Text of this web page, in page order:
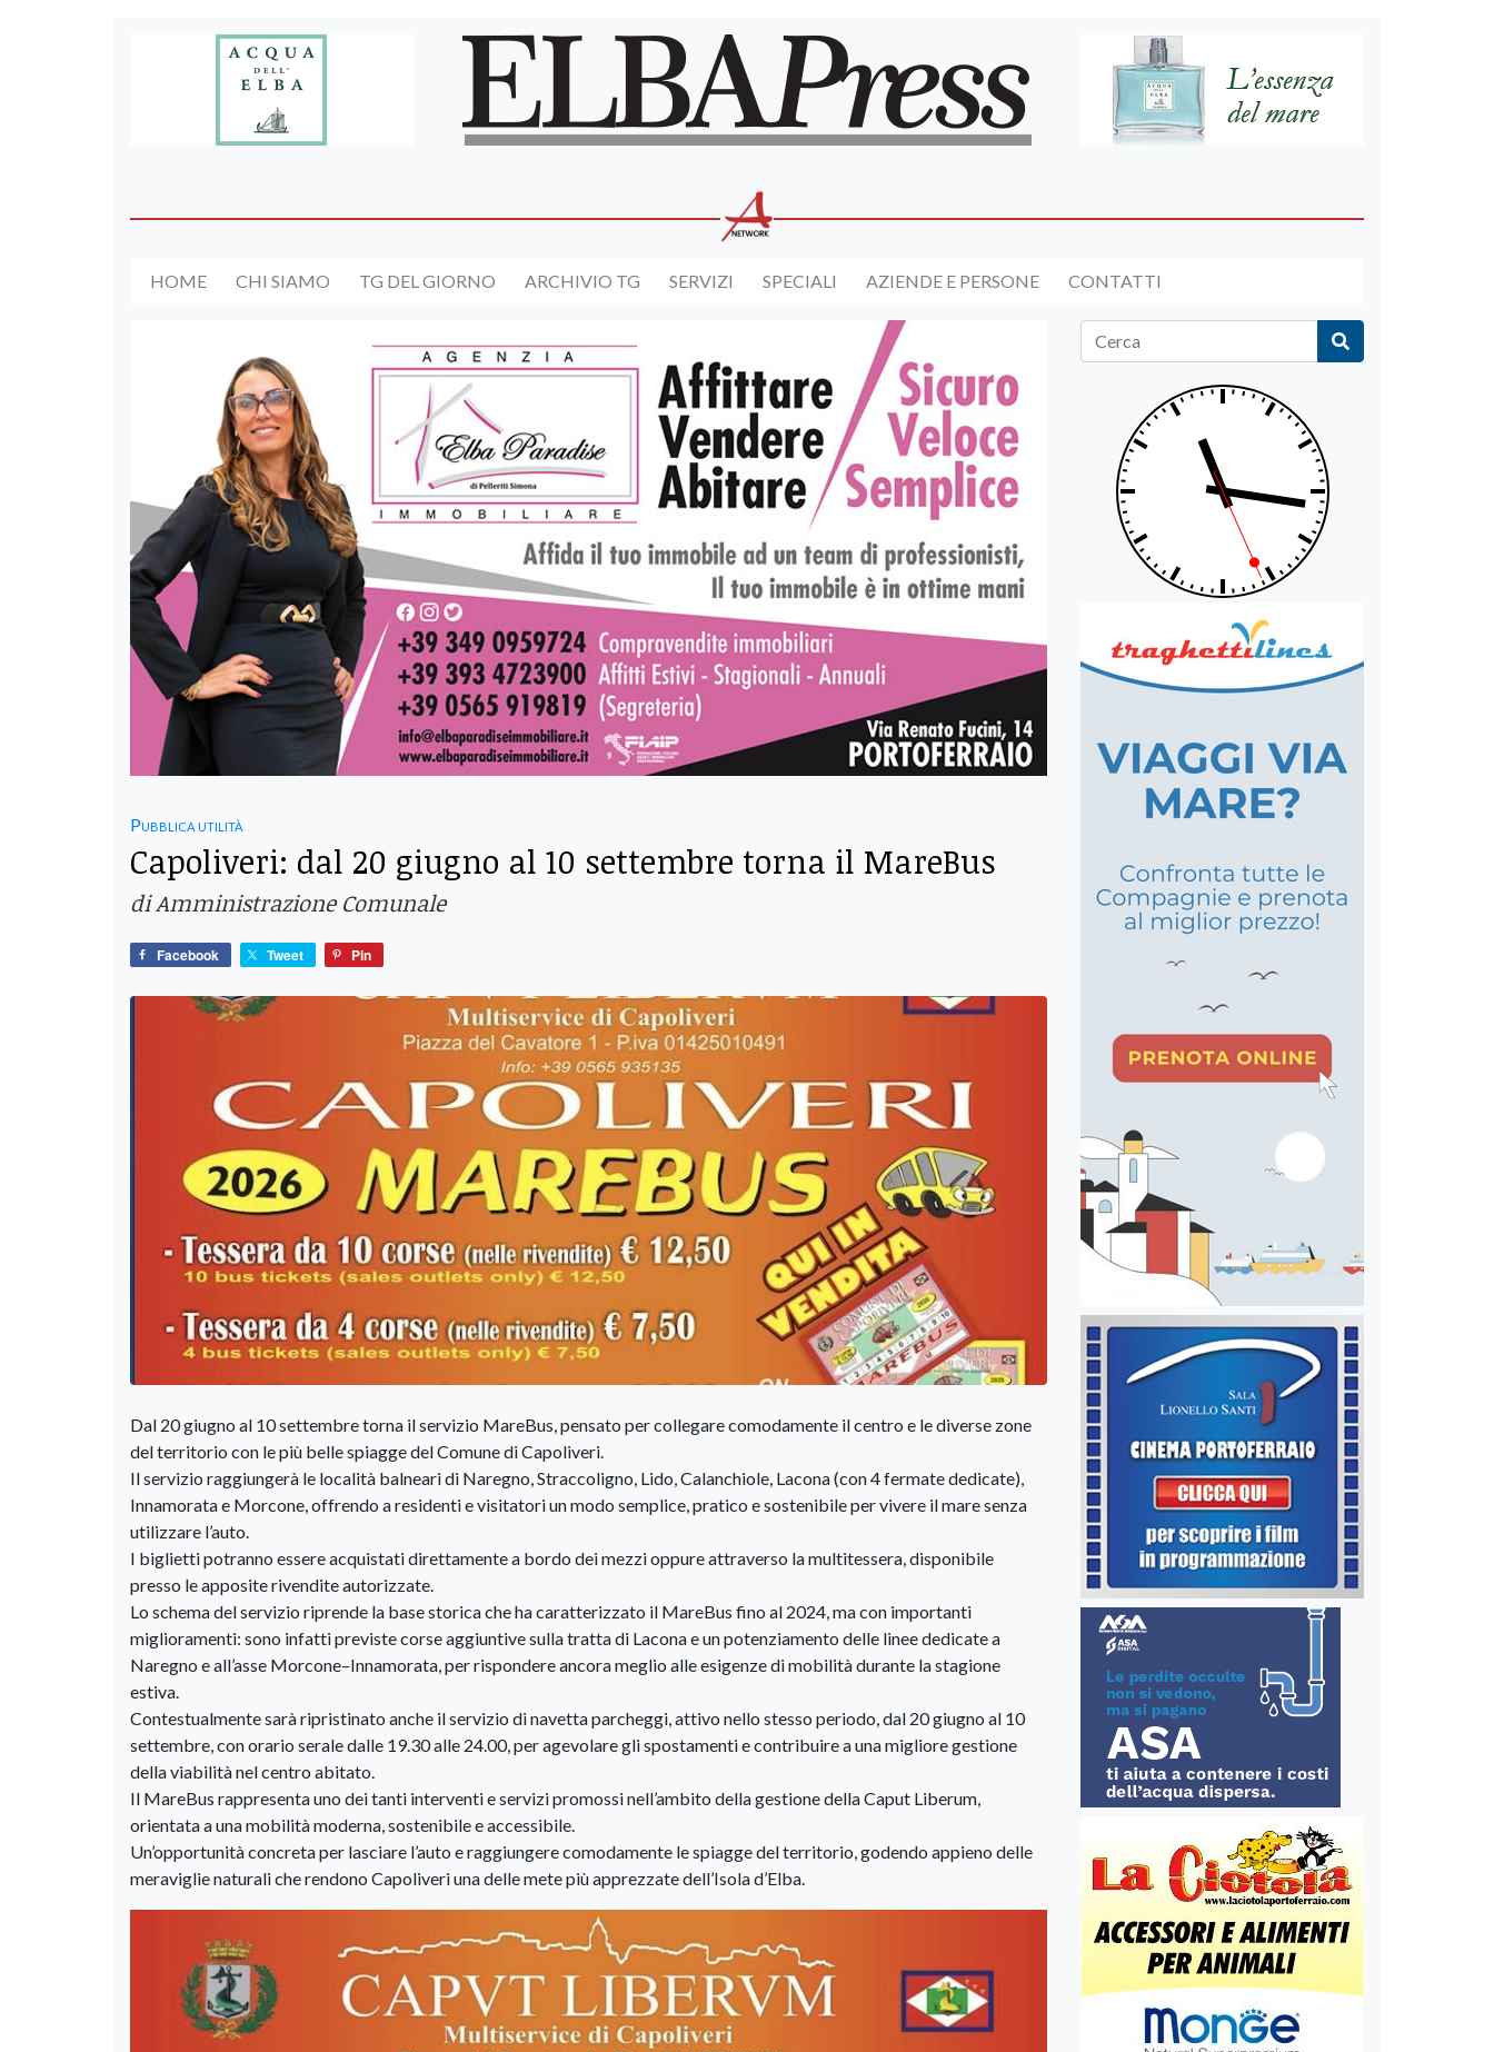
HOME CHI SIAMO TG DEL GIORNO ARCHIVIO TG SERVIZI SPECIALI AZIENDE E PERSONE CONTATTI
Pubblica utilità
Capoliveri: dal 20 giugno al 10 settembre torna il MareBus
di Amministrazione Comunale
Facebook Tweet Pin
Dal 20 giugno al 10 settembre torna il servizio MareBus, pensato per collegare comodamente il centro e le diverse zone
del territorio con le più belle spiagge del Comune di Capoliveri.
Il servizio raggiungerà le località balneari di Naregno, Straccoligno, Lido, Calanchiole, Lacona (con 4 fermate dedicate),
Innamorata e Morcone, offrendo a residenti e visitatori un modo semplice, pratico e sostenibile per vivere il mare senza
utilizzare l’auto.
I biglietti potranno essere acquistati direttamente a bordo dei mezzi oppure attraverso la multitessera, disponibile
presso le apposite rivendite autorizzate.
Lo schema del servizio riprende la base storica che ha caratterizzato il MareBus fino al 2024, ma con importanti
miglioramenti: sono infatti previste corse aggiuntive sulla tratta di Lacona e un potenziamento delle linee dedicate a
Naregno e all’asse Morcone–Innamorata, per rispondere ancora meglio alle esigenze di mobilità durante la stagione
estiva.
Contestualmente sarà ripristinato anche il servizio di navetta parcheggi, attivo nello stesso periodo, dal 20 giugno al 10
settembre, con orario serale dalle 19.30 alle 24.00, per agevolare gli spostamenti e contribuire a una migliore gestione
della viabilità nel centro abitato.
Il MareBus rappresenta uno dei tanti interventi e servizi promossi nell’ambito della gestione della Caput Liberum,
orientata a una mobilità moderna, sostenibile e accessibile.
Un’opportunità concreta per lasciare l’auto e raggiungere comodamente le spiagge del territorio, godendo appieno delle
meraviglie naturali che rendono Capoliveri una delle mete più apprezzate dell’Isola d’Elba.